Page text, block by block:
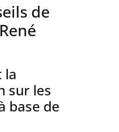
de
la
sur les
base de